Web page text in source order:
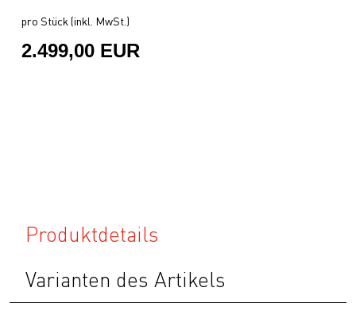
pro Stück (inkl. MwSt.)
2.499,00 EUR
Produktdetails
Varianten des Artikels